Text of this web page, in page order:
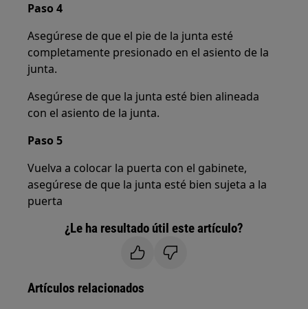
Paso 4
Asegúrese de que el pie de la junta esté
completamente presionado en el asiento de la
junta.
Asegúrese de que la junta esté bien alineada
con el asiento de la junta.
Paso 5
Vuelva a colocar la puerta con el gabinete,
asegúrese de que la junta esté bien sujeta a la
puerta
¿Le ha resultado útil este artículo?
Artículos relacionados